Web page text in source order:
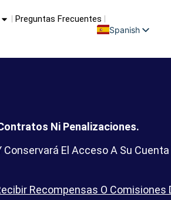
Preguntas Frecuentes
Spanish
Ni Penalizaciones.
El Acceso A Su Cuenta
Recompensas O Comisiones